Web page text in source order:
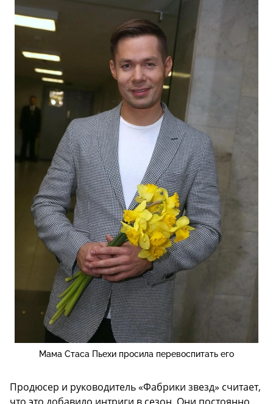
Мама Стаса Пьехи просила перевоспитать его
Продюсер и руководитель «Фабрики звезд» считает,